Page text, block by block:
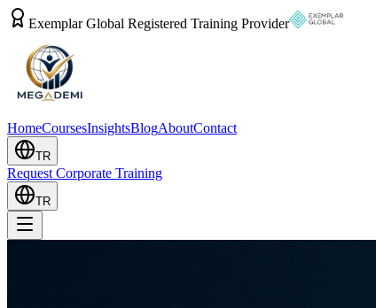
Exemplar Global Registered Training Provider
HomeCoursesInsightsBlogAboutContact
TR
Request Corporate Training
TR